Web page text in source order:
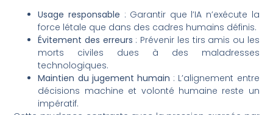
Usage responsable : Garantir que l’IA n’exécute la
force létale que dans des cadres humains définis.
Évitement des erreurs : Prévenir les tirs amis ou les
morts civiles dues à des maladresses
technologiques.
Maintien du jugement humain : L’alignement entre
décisions machine et volonté humaine reste un
impératif.